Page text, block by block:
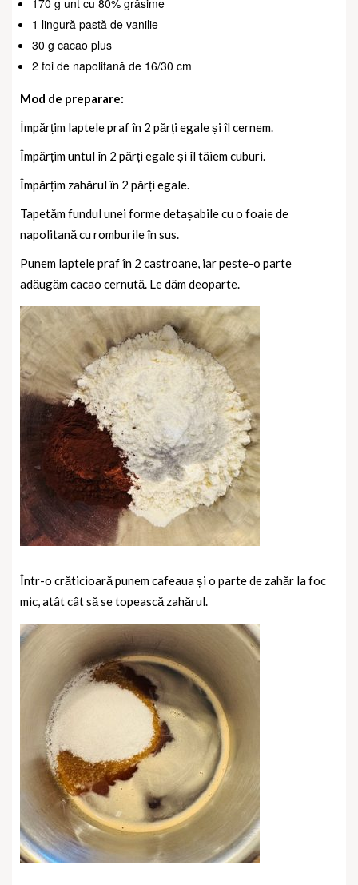
170 g unt cu 80% grăsime
1 lingură pastă de vanilie
30 g cacao plus
2 foi de napolitană de 16/30 cm
Mod de preparare:
Împărțim laptele praf în 2 părți egale și îl cernem.
Împărțim untul în 2 părți egale și îl tăiem cuburi.
Împărțim zahărul în 2 părți egale.
Tapetăm fundul unei forme detașabile cu o foaie de
napolitană cu romburile în sus.
Punem laptele praf în 2 castroane, iar peste-o parte
adăugăm cacao cernută. Le dăm deoparte.
Într-o crăticioară punem cafeaua și o parte de zahăr la foc
mic, atât cât să se topească zahărul.